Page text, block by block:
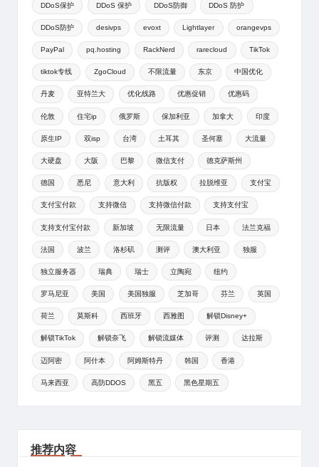
DDoS保护 DDoS 保护 DDoS防御 DDoS 防护
DDoS防护 desivps evoxt Lightlayer orangevps
PayPal pq.hosting RackNerd rarecloud TikTok
tiktok专线 ZgoCloud 不限流量 东京 中国优化
丹麦 亚特兰大 优化线路 优惠促销 优惠码
伦敦 住宅ip 俄罗斯 保加利亚 加拿大 印度
原生IP 双isp 台湾 土耳其 圣何塞 大流量
大硬盘 大阪 巴黎 微信支付 德克萨斯州
德国 悉尼 意大利 抗版权 拉脱维亚 支付宝
支付宝付款 支持微信 支持微信付款 支持支付宝
支持支付宝付款 新加坡 无限流量 日本 法兰克福
法国 波兰 洛杉矶 测评 澳大利亚 独服
独立服务器 瑞典 瑞士 立陶宛 纽约
罗马尼亚 美国 美国独服 芝加哥 芬兰 英国
荷兰 莫斯科 西班牙 西雅图 解锁Disney+
解锁TikTok 解锁奈飞 解锁流媒体 评测 达拉斯
迈阿密 阿什本 阿姆斯特丹 韩国 香港
马来西亚 高防DDOS 黑五 黑色星期五
推荐内容